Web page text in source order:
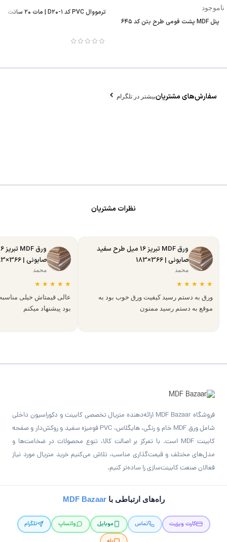
ناموجود
پنل MDF پشت فومی طرح بتن کد ۶۴۵
ترمووال PVC کد D۲۰-۱ | مات ۲۰ سانت
سفارش‌های مشتریانبیشتر در تلگرام
نظرات مشتریان
ورق MDF تبریز 16 میل طرح سفید
صابونی | 366×183
محمد
★
★
★
★
★
ورق به دستم رسید کیفیت ورق خوب بود به
موقع به دستم رسید ممنون
صابونی | 366×183
محمد
★
★
★
★
★
عالی قیمتاش خیلی
بود پیشنهاد میکنم
فروشگاه MDF Bazaar ارائه‌دهنده متریال تخصصی کابینت و دکوراسیون داخلی
شامل ورق MDF خام و رنگی، هایگلاس، PVC فومیزه سفید و روکش‌دار و صفحه
کابینت MDF است. با تمرکز بر اصالت کالا، تنوع محصولات در ضخامت‌ها و
مدل‌های مختلف و قیمت‌گذاری مناسب، تلاش می‌کنیم خرید متریال مورد نیاز
فعالان صنعت کابینت‌سازی را ساده‌تر کنیم.
راه‌های ارتباطی باMDF Bazaar
کارت ویزیت تماس موبایل واتساپ
تلگرام